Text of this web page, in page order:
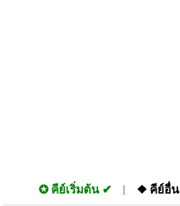
✪ คีย์เริ่มต้น ❖ คีย์อื่น